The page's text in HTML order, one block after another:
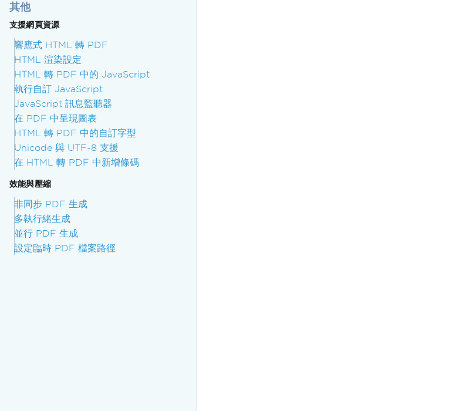
其他
支援網頁資源
響應式 HTML 轉 PDF
HTML 渲染設定
HTML 轉 PDF 中的 JavaScript
執行自訂 JavaScript
JavaScript 訊息監聽器
在 PDF 中呈現圖表
HTML 轉 PDF 中的自訂字型
Unicode 與 UTF-8 支援
在 HTML 轉 PDF 中新增條碼
效能與壓縮
非同步 PDF 生成
多執行緒生成
並行 PDF 生成
設定臨時 PDF 檔案路徑